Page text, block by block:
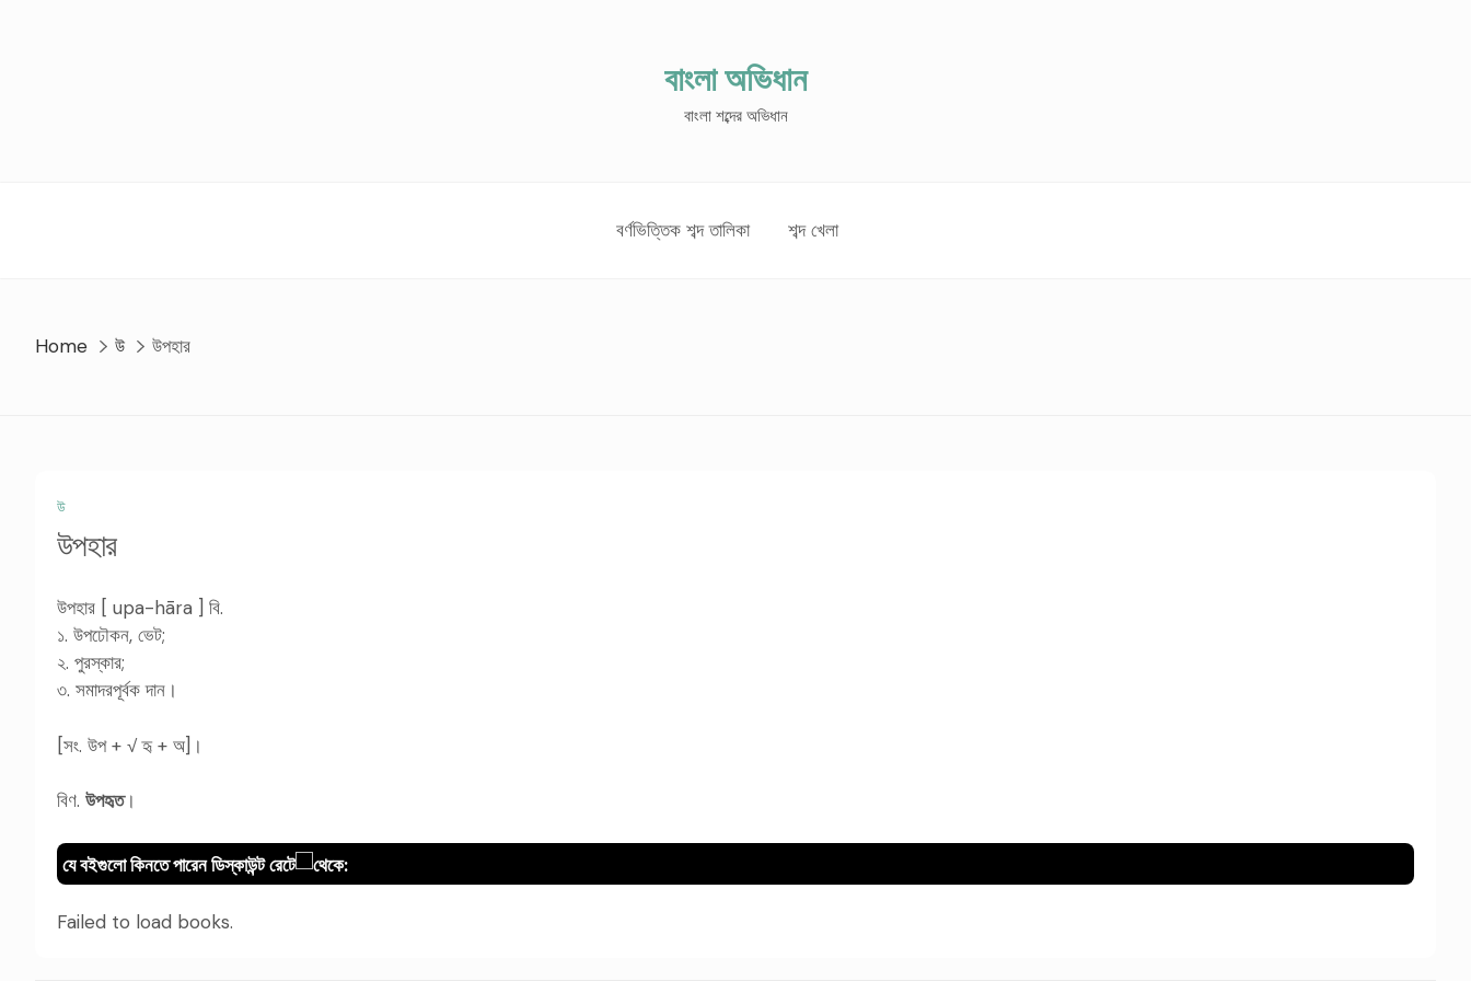
বাংলা অভিধান
বাংলা শব্দের অভিধান
বর্ণভিত্তিক শব্দ তালিকা শব্দ খেলা
Home উ উপহার
উ
উপহার
উপহার [ upa-hāra ] বি.
১. উপঢৌকন, ভেট;
২. পুরস্কার;
৩. সমাদরপূর্বক দান।
[সং. উপ + √ হৃ + অ]।
বিণ. উপহৃত।
যে বইগুলো কিনতে পারেন ডিস্কাউন্ট রেটে থেকে:
Failed to load books.